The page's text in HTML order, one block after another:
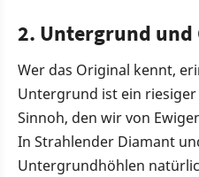
2. Untergrund und
Wer das Original kennt,
Untergrund ist ein
Sinnoh, den wir von
In Strahlender Diamant
Untergrundhöhlen